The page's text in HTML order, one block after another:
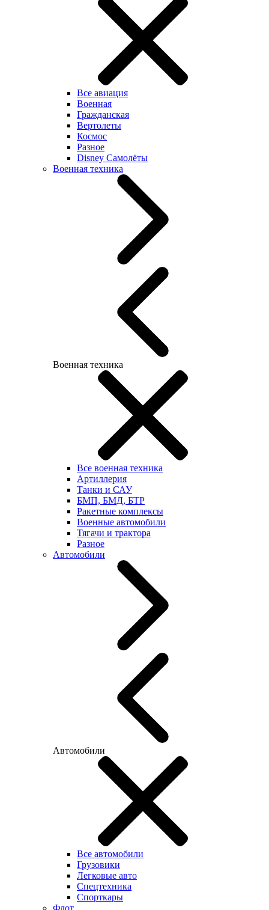
Все авиация
Военная
Гражданская
Вертолеты
Космос
Разное
Disney Самолёты
Военная техника
Военная техника
Все военная техника
Артиллерия
Танки и САУ
БМП, БМД, БТР
Ракетные комплексы
Военные автомобили
Тягачи и трактора
Разное
Автомобили
Автомобили
Все автомобили
Грузовики
Легковые авто
Спецтехника
Спорткары
Флот